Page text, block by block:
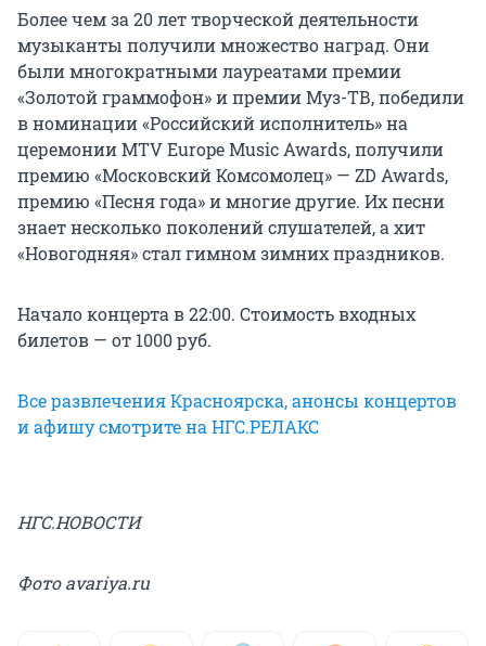
Более чем за 20 лет творческой деятельности
музыканты получили множество наград. Они
были многократными лауреатами премии
«Золотой граммофон» и премии Муз-ТВ, победили
в номинации «Российский исполнитель» на
церемонии MTV Europe Music Awards, получили
премию «Московский Комсомолец» — ZD Awards,
премию «Песня года» и многие другие. Их песни
знает несколько поколений слушателей, а хит
«Новогодняя» стал гимном зимних праздников.
Начало концерта в 22:00. Стоимость входных
билетов — от 1000 руб.
Все развлечения Красноярска, анонсы концертов
и афишу смотрите на НГС.РЕЛАКС
НГС.НОВОСТИ
Фото avariya.ru